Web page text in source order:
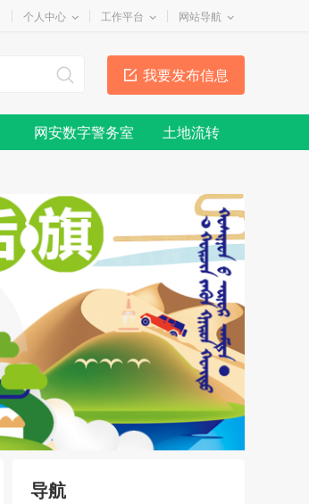
个人中心 工作平台 网站导航
我要发布信息
网安数字警务室 土地流转
导航